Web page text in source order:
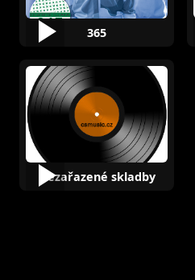
365
Nezařazené skladby